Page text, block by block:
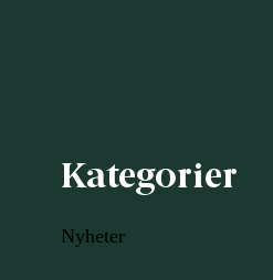
Kategorier
Nyheter